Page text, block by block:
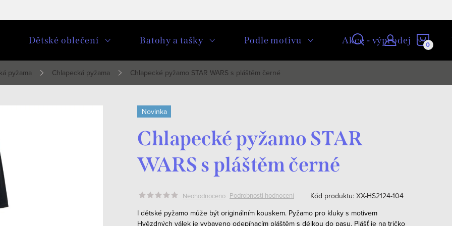
Dětské oblečení Batohy a tašky Podle motivu Akce - výprodej
pyžama Chlapecká pyžama Chlapecké pyžamo STAR WARS s pláštěm černé
Novinka
Chlapecké pyžamo STAR
WARS s pláštěm černé
Neohodnoceno Podrobnosti hodnocení Kód produktu: XX-HS2124-104
I dětské pyžamo může být originálním kouskem. Pyžamo pro kluky s motivem
Hvězdných válek je vybaveno odepínacím pláštěm s délkou do pasu. Plášť je na tričko